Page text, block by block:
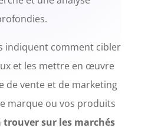
indiquent comment cibler
et les mettre en œuvre
de vente et de marketing
marque ou vos produits
trouver sur les marchés